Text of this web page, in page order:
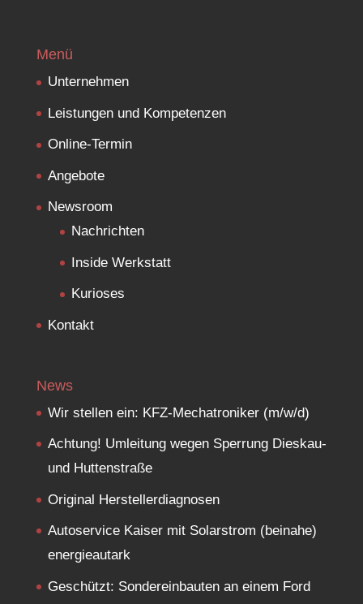
Menü
Unternehmen
Leistungen und Kompetenzen
Online-Termin
Angebote
Newsroom
Nachrichten
Inside Werkstatt
Kurioses
Kontakt
News
Wir stellen ein: KFZ-Mechatroniker (m/w/d)
Achtung! Umleitung wegen Sperrung Dieskau-
und Huttenstraße
Original Herstellerdiagnosen
Autoservice Kaiser mit Solarstrom (beinahe)
energieautark
Geschützt: Sondereinbauten an einem Ford